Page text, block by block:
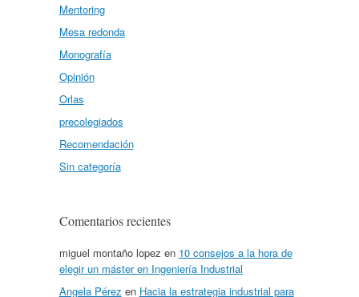
Mentoring
Mesa redonda
Monografía
Opinión
Orlas
precolegiados
Recomendación
Sin categoría
Comentarios recientes
miguel montaño lopez en 10 consejos a la hora de
elegir un máster en Ingeniería Industrial
Angela Pérez en Hacia la estrategia industrial para